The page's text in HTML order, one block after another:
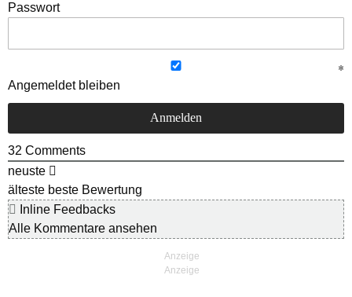
Passwort
Angemeldet bleiben
32 Comments
neuste
älteste beste Bewertung
Inline Feedbacks
Alle Kommentare ansehen